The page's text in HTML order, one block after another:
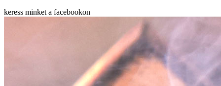
keress minket a facebookon